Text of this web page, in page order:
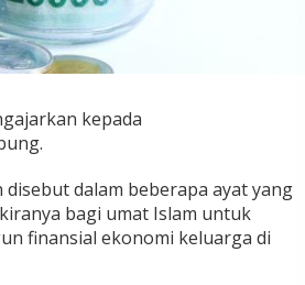
kepada
dalam beberapa ayat yang
bagi umat Islam untuk
finansial ekonomi keluarga di